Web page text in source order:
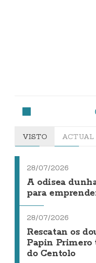
VISTO ACTUAL
28/07/2026
A odisea
para
28/07/2026
Rescatan os
Papin Primero
do Centolo